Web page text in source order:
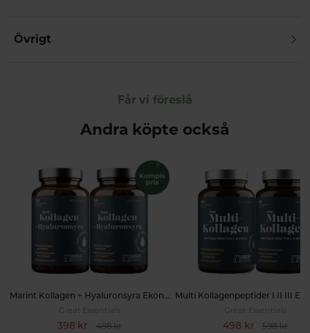
Övrigt
Får vi föreslå
Andra köpte också
Marint Kollagen + Hyaluronsyra Ekonomipack 2x120k
Great Essentials
398 kr 498 kr
Great Essentials
498 kr 598 kr